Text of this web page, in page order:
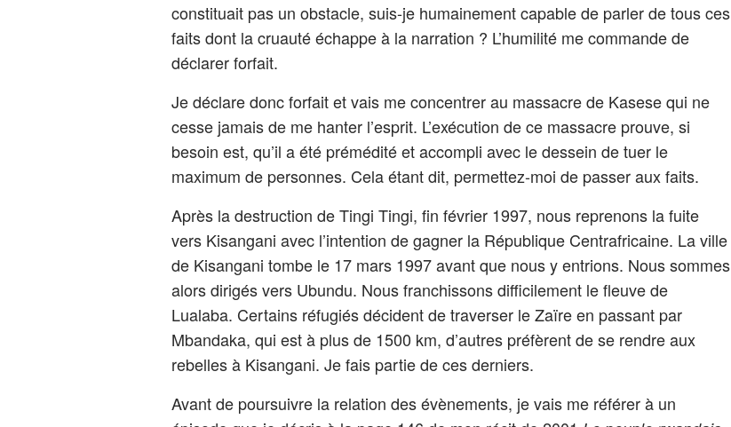
constituait pas un obstacle, suis-je humainement capable de parler de tous ces
faits dont la cruauté échappe à la narration ? L’humilité me commande de
déclarer forfait.
Je déclare donc forfait et vais me concentrer au massacre de Kasese qui ne
cesse jamais de me hanter l’esprit. L’exécution de ce massacre prouve, si
besoin est, qu’il a été prémédité et accompli avec le dessein de tuer le
maximum de personnes. Cela étant dit, permettez-moi de passer aux faits.
Après la destruction de Tingi Tingi, fin février 1997, nous reprenons la fuite
vers Kisangani avec l’intention de gagner la République Centrafricaine. La ville
de Kisangani tombe le 17 mars 1997 avant que nous y entrions. Nous sommes
alors dirigés vers Ubundu. Nous franchissons difficilement le fleuve de
Lualaba. Certains réfugiés décident de traverser le Zaïre en passant par
Mbandaka, qui est à plus de 1500 km, d’autres préfèrent de se rendre aux
rebelles à Kisangani. Je fais partie de ces derniers.
Avant de poursuivre la relation des évènements, je vais me référer à un